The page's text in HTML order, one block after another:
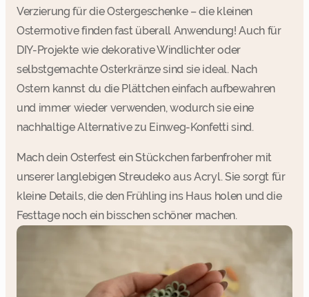
Verzierung für die Ostergeschenke – die kleinen
Ostermotive finden fast überall Anwendung! Auch für
DIY-Projekte wie dekorative Windlichter oder
selbstgemachte Osterkränze sind sie ideal. Nach
Ostern kannst du die Plättchen einfach aufbewahren
und immer wieder verwenden, wodurch sie eine
nachhaltige Alternative zu Einweg-Konfetti sind.
Mach dein Osterfest ein Stückchen farbenfroher mit
unserer langlebigen Streudeko aus Acryl. Sie sorgt für
kleine Details, die den Frühling ins Haus holen und die
Festtage noch ein bisschen schöner machen.